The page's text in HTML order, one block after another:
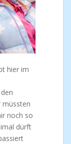
hier im
müssten
noch so
dürft